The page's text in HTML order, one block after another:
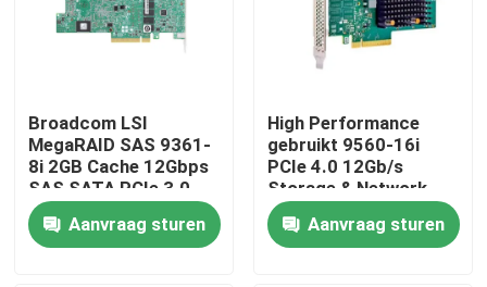
Producten
Ongeveer ons
Broadcom LSI
MegaRAID SAS 9361-
8i 2GB Cache 12Gbps
SAS SATA PCIe 3.0
RAID Controller Card
Aanvraag sturen
High Performance
gebruikt 9560-16i
PCIe 4.0 12Gb/s
Storage & Network
Interface Card
Adapter voor servers
Aanvraag sturen